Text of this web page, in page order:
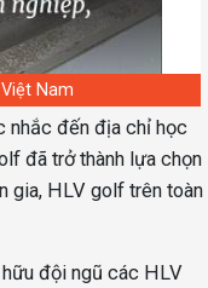
Nam
nhắc đến địa chỉ học
đã trở thành lựa chọn
gia, HLV golf trên toàn
đội ngũ các HLV